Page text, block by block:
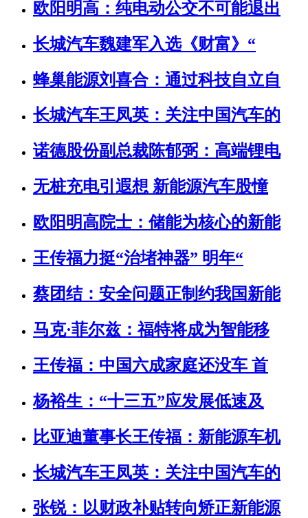
欧阳明高：纯电动公交不可能退出
长城汽车魏建军入选《财富》“
蜂巢能源刘喜合：通过科技自立自
长城汽车王凤英：关注中国汽车的
诺德股份副总裁陈郁弼：高端锂电
无桩充电引遐想 新能源汽车股憧
欧阳明高院士：储能为核心的新能
王传福力挺“治堵神器” 明年“
蔡团结：安全问题正制约我国新能
马克·菲尔兹：福特将成为智能移
王传福：中国六成家庭还没车 首
杨裕生：“十三五”应发展低速及
比亚迪董事长王传福：新能源车机
长城汽车王凤英：关注中国汽车的
张锐：以财政补贴转向矫正新能源